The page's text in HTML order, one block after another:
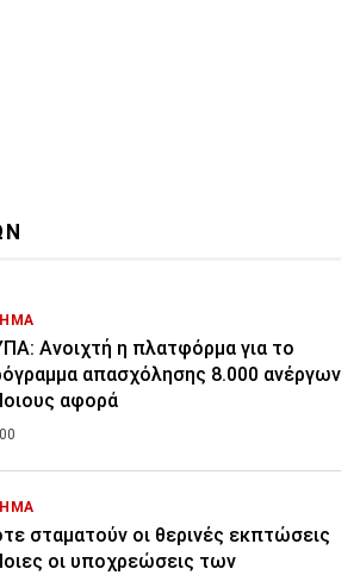
Ανοιχτή η πλατφόρμα για το
απασχόλησης 8.000 ανέργων
αφορά
σταματούν οι θερινές εκπτώσεις
οι υποχρεώσεις των